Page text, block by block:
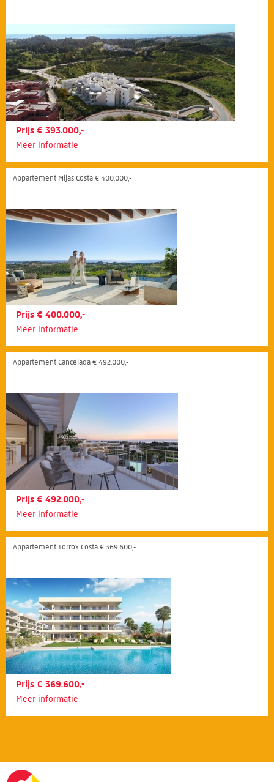
Prijs € 393.000,-
Meer informatie
Appartement Mijas Costa € 400.000,-
Prijs € 400.000,-
Meer informatie
Appartement Cancelada € 492.000,-
Prijs € 492.000,-
Meer informatie
Appartement Torrox Costa € 369.600,-
Prijs € 369.600,-
Meer informatie